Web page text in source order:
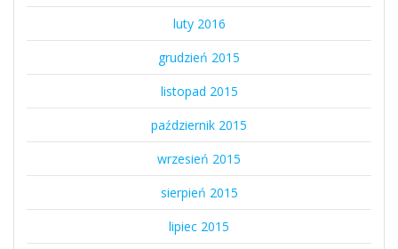
luty 2016
grudzień 2015
listopad 2015
październik 2015
wrzesień 2015
sierpień 2015
lipiec 2015